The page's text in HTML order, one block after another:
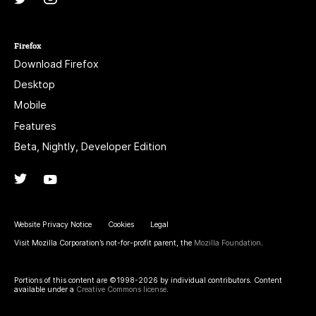
Firefox
Download Firefox
Desktop
Mobile
Features
Beta, Nightly, Developer Edition
Twitter
Website Privacy Notice Cookies Legal
Visit Mozilla Corporation’s not-for-profit parent, the Mozilla Foundation.
Portions of this content are ©1998-2026 by individual contributors. Content
available under a Creative Commons license.